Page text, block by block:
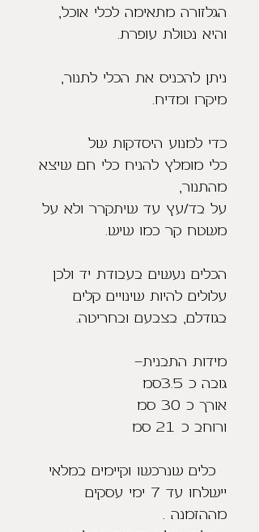
הגלזורה מתאימה לכלי אוכל,
והיא נטולת עופרת.
ניתן להכניס את הכלי לתנור,
מיקרו ומדיח.
כדי למנוע היסדקות של
כלי מומלץ להניח כלי חם שיצא
מהתנור,
על בד/עץ עד שיתקרר ולא על
משטח קר כמו שיש.
הכלים נעשים בעבודת יד ולכן
עלולים להיות שינויים קלים
בגודלם, בצבעם ובחריטה.
מידות התבנית-
גובה כ 3.5סמ
אורך כ 30 סמ
ורוחב כ 21 סמ
כלים שנרכשו וקיימים במלאי
יישלחו עד 7 ימי עסקים
מההזמנה .